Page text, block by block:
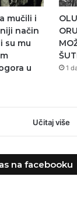
mučili i
način
su mu
u
1
Učitaj više
na facebooku